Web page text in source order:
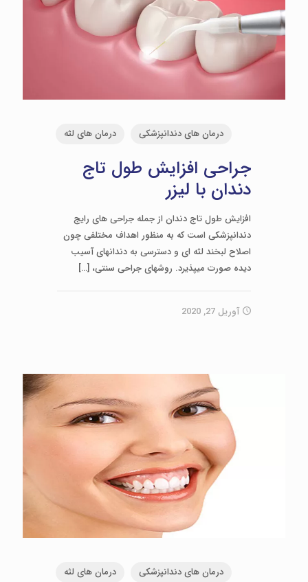
درمان های دندانپزشکی درمان های لثه
جراحی افزایش طول تاج
دندان با لیزر
افزایش طول تاج دندان از جمله جراحی­ های رایج
دندانپزشکی است که به منظور اهداف مختلفی چون
اصلاح لبخند لثه­ ای و دسترسی به دندان­های آسیب
دیده صورت می­پذیرد. روش­های جراحی سنتی، […]
آوریل 27, 2020
درمان های دندانپزشکی درمان های لثه